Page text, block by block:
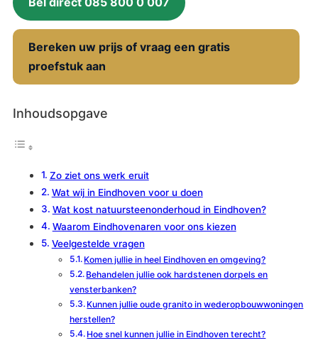
Bereken uw prijs of vraag een gratis
proefstuk aan
Inhoudsopgave
Zo ziet ons werk eruit
Wat wij in Eindhoven voor u doen
Wat kost natuursteenonderhoud in Eindhoven?
Waarom Eindhovenaren voor ons kiezen
Veelgestelde vragen
Komen jullie in heel Eindhoven en omgeving?
Behandelen jullie ook hardstenen dorpels en
vensterbanken?
Kunnen jullie oude granito in wederopbouwwoningen
herstellen?
Hoe snel kunnen jullie in Eindhoven terecht?